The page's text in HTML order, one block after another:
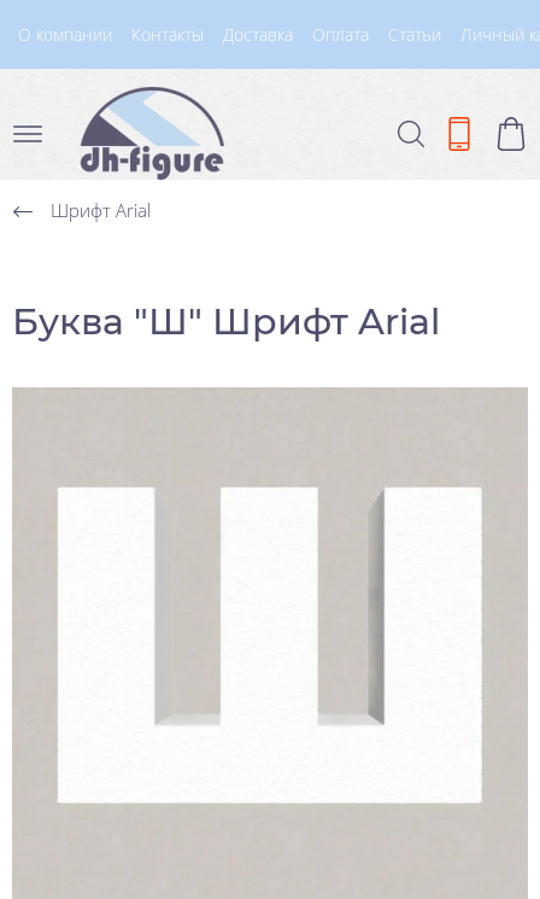
О компании Контакты Доставка Оплата Статьи Личный
Шрифт Arial
Буква "Ш" Шрифт Arial